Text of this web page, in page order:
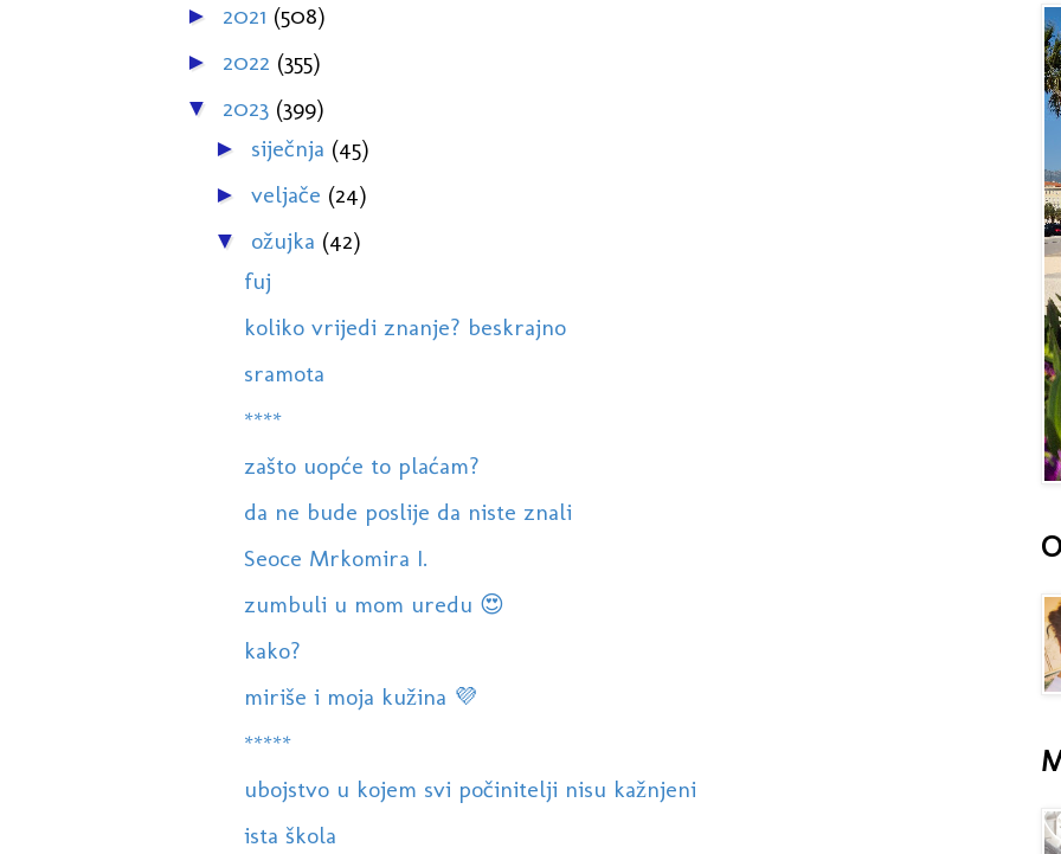
► 2021 (508)
► 2022 (355)
▼ 2023 (399)
► siječnja (45)
► veljače (24)
▼ ožujka (42)
fuj
koliko vrijedi znanje? beskrajno
sramota
****
zašto uopće to plaćam?
da ne bude poslije da niste znali
Seoce Mrkomira I.
zumbuli u mom uredu 😍
kako?
miriše i moja kužina 💜
*****
ubojstvo u kojem svi počinitelji nisu kažnjeni
ista škola